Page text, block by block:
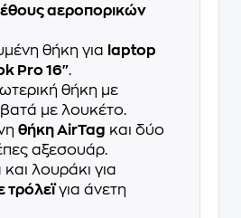
αεροπορικών
θήκη για laptop
Pro 16".
θήκη με
με λουκέτο.
θήκη AirTag και δύο
αξεσουάρ.
λουράκι για
τρόλεϊγια άνετη